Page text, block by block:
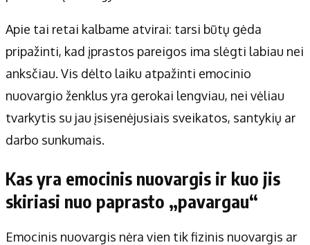
Apie tai retai kalbame atvirai: tarsi būtų gėda
pripažinti, kad įprastos pareigos ima slėgti labiau nei
anksčiau. Vis dėlto laiku atpažinti emocinio
nuovargio ženklus yra gerokai lengviau, nei vėliau
tvarkytis su jau įsisenėjusiais sveikatos, santykių ar
darbo sunkumais.
Kas yra emocinis nuovargis ir kuo jis
skiriasi nuo paprasto „pavargau“
Emocinis nuovargis nėra vien tik fizinis nuovargis ar